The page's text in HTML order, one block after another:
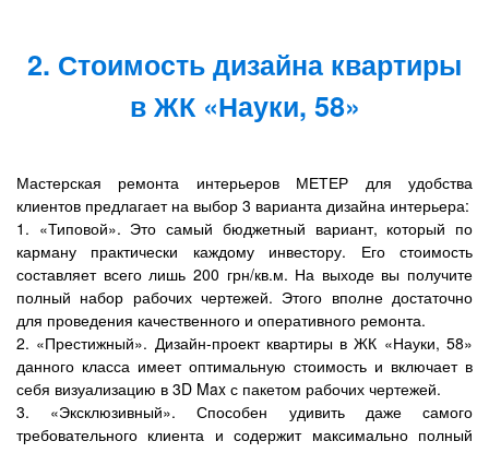
2. Стоимость дизайна квартиры
в ЖК «Науки, 58»
Мастерская ремонта интерьеров МЕТЕР для удобства
клиентов предлагает на выбор 3 варианта дизайна интерьера:
1. «Типовой». Это самый бюджетный вариант, который по
карману практически каждому инвестору. Его стоимость
составляет всего лишь 200 грн/кв.м. На выходе вы получите
полный набор рабочих чертежей. Этого вполне достаточно
для проведения качественного и оперативного ремонта.
2. «Престижный». Дизайн-проект квартиры в ЖК «Науки, 58»
данного класса имеет оптимальную стоимость и включает в
себя визуализацию в 3D Max с пакетом рабочих чертежей.
3. «Эксклюзивный». Способен удивить даже самого
требовательного клиента и содержит максимально полный